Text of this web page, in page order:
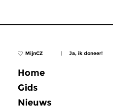
MijnCZ | Ja, ik doneer!
Home
Gids
Nieuws